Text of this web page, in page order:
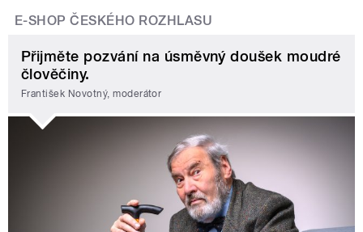
E-SHOP ČESKÉHO ROZHLASU
Přijměte pozvání na úsměvný doušek moudré
člověčiny.
František Novotný, moderátor